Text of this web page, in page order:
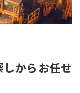
からお任せ